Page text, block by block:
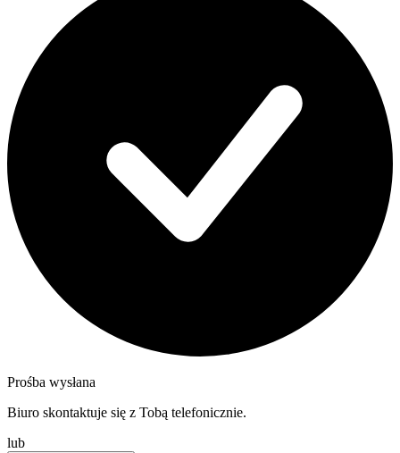
Prośba wysłana
Biuro skontaktuje się z Tobą telefonicznie.
lub